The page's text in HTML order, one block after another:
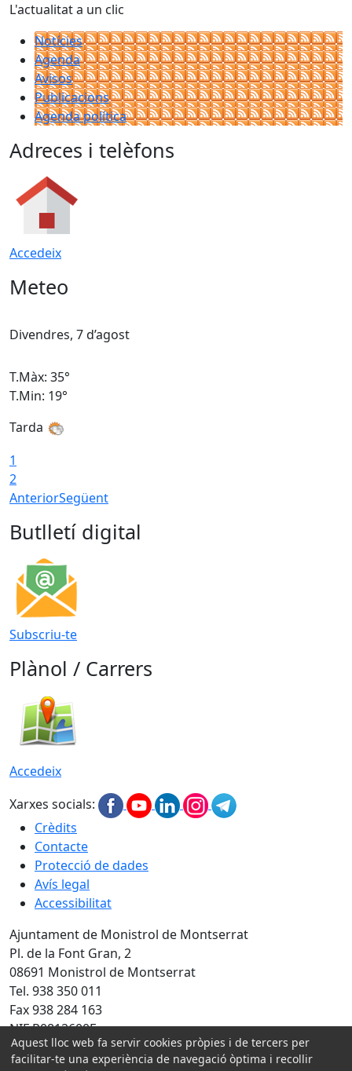
L'actualitat a un clic
Notícies
Agenda
Avisos
Publicacions
Agenda política
Adreces i telèfons
Accedeix
Meteo
Divendres, 7 d’agost
T.Màx: 35°
T.Min: 19°
Tarda
1
2
AnteriorSegüent
Butlletí digital
Subscriu-te
Plànol / Carrers
Accedeix
Xarxes socials:
Crèdits
Contacte
Protecció de dades
Avís legal
Accessibilitat
Ajuntament de Monistrol de Montserrat
Pl. de la Font Gran, 2
08691 Monistrol de Montserrat
Tel. 938 350 011
Fax 938 284 163
NIF P0812600E
Amb la col·laboració de:
Aquest lloc web fa servir cookies pròpies i de tercers per
facilitar-te una experiència de navegació òptima i recollir